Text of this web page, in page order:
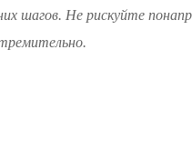
шагов. Не рискуйте